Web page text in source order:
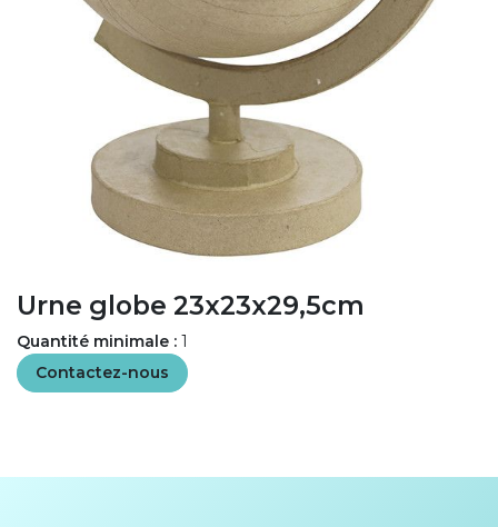
Urne globe 23x23x29,5cm
Quantité minimale : 1
Contactez-nous